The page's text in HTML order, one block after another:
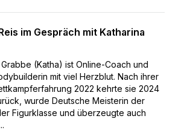
im Gespräch mit Katharina
(Katha) ist Online-Coach und
mit viel Herzblut. Nach ihrer
2022 kehrte sie 2024
wurde Deutsche Meisterin der
Figurklasse und überzeugte auch